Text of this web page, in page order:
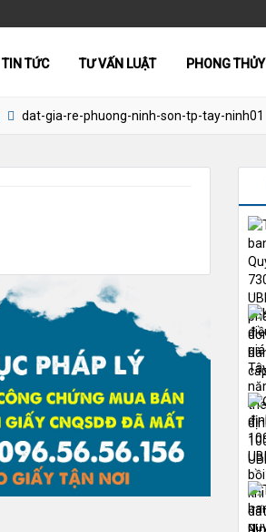
TIN TỨC TƯ VẤN LUẬT PHONG THỦY
dat-gia-re-phuong-ninh-son-tp-tay-ninh01